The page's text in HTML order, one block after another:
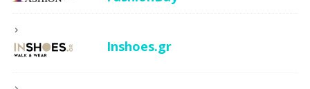
Inshoes.gr